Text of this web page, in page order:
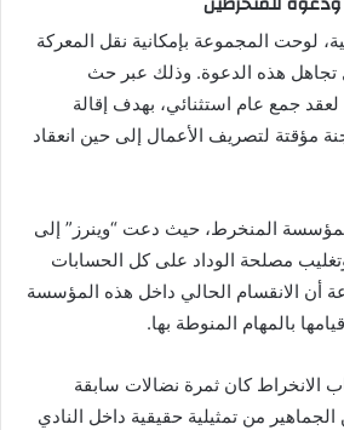
لوحت المجموعة بإمكانية نقل المعركة
هذه الدعوة. وذلك عبر حث
جمع عام استثنائي، بهدف إقالة
مؤقتة لتصريف الأعمال إلى حين انعقاد
المنخرط، حيث دعت “وينرز” إلى
مصلحة الوداد على كل الحسابات
أن الانقسام الحالي داخل هذه المؤسسة
بالمهام المنوطة بها.
الانخراط كان ثمرة نضالات سابقة
من تمثيلية حقيقية داخل النادي